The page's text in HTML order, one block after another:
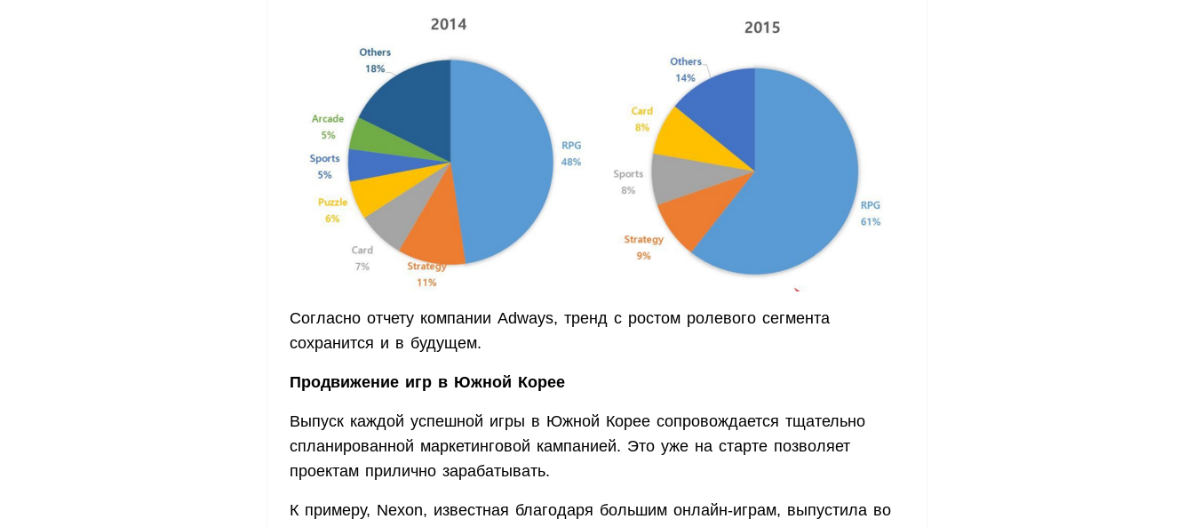
Согласно отчету компании Adways, тренд с ростом ролевого сегмента
сохранится и в будущем.
Продвижение игр в Южной Корее
Выпуск каждой успешной игры в Южной Корее сопровождается тщательно
спланированной маркетинговой кампанией. Это уже на старте позволяет
проектам прилично зарабатывать.
К примеру, Nexon, известная благодаря большим онлайн-играм, выпустила во